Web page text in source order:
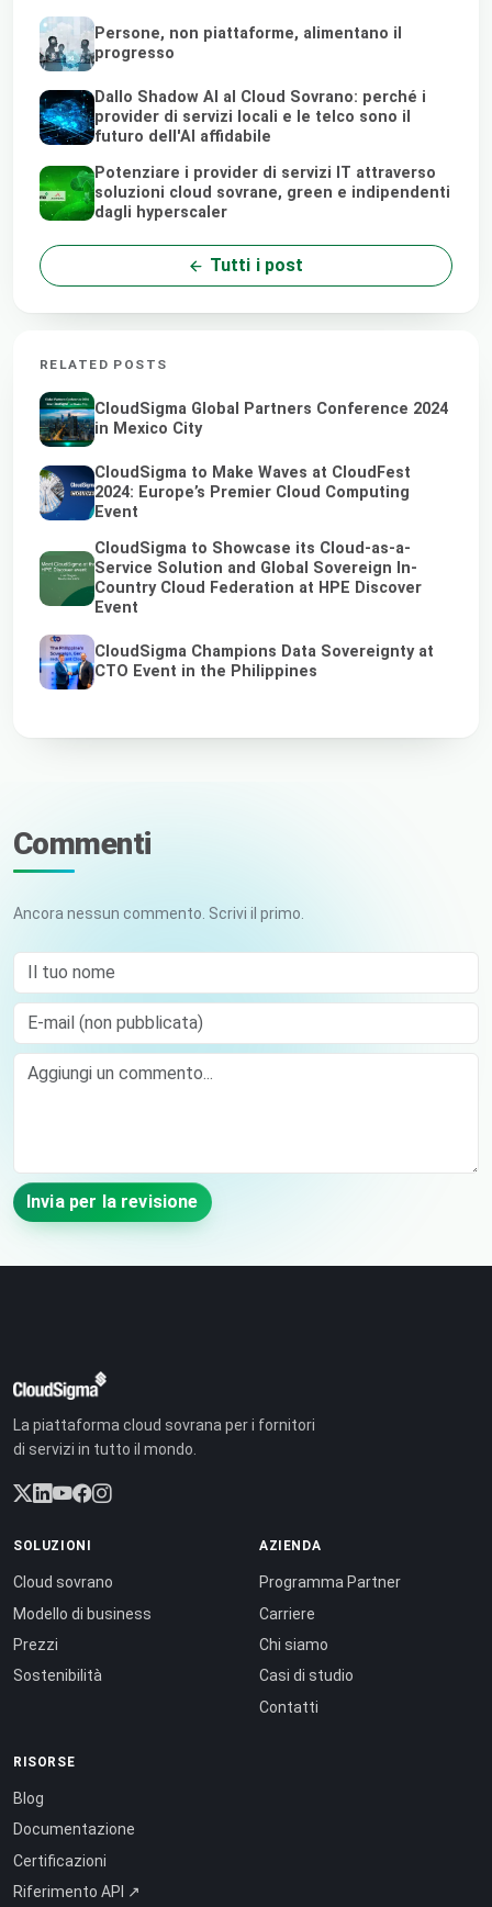
Persone, non piattaforme, alimentano il
progresso
Dallo Shadow AI al Cloud Sovrano: perché i
provider di servizi locali e le telco sono il
futuro dell'AI affidabile
Potenziare i provider di servizi IT attraverso
soluzioni cloud sovrane, green e indipendenti
dagli hyperscaler
Tutti i post
RELATED POSTS
CloudSigma Global Partners Conference 2024
in Mexico City
CloudSigma to Make Waves at CloudFest
2024: Europe’s Premier Cloud Computing
Event
CloudSigma to Showcase its Cloud-as-a-
Service Solution and Global Sovereign In-
Country Cloud Federation at HPE Discover
Event
CloudSigma Champions Data Sovereignty at
CTO Event in the Philippines
Commenti
Ancora nessun commento. Scrivi il primo.
Il tuo nome
E-mail (non pubblicata)
Comment
Invia per la revisione
La piattaforma cloud sovrana per i fornitori
di servizi in tutto il mondo.
SOLUZIONI
Cloud sovrano
Modello di business
Prezzi
Sostenibilità
AZIENDA
Programma Partner
Carriere
Chi siamo
Casi di studio
Contatti
RISORSE
Blog
Documentazione
Certificazioni
Riferimento API ↗